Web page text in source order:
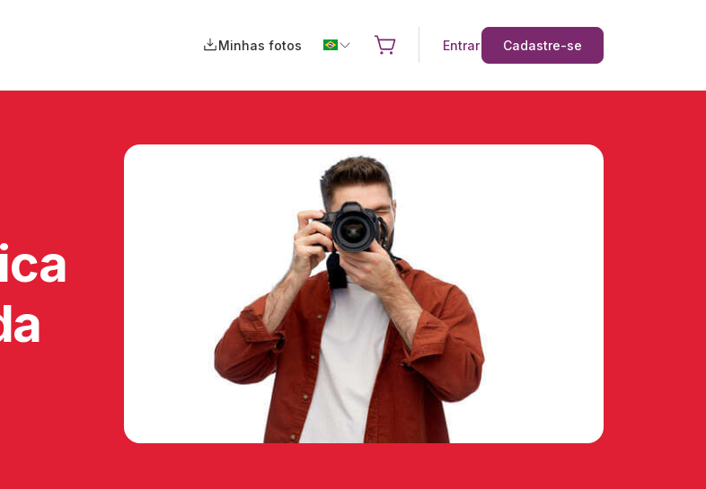
Minhas fotos Entrar Cadastre-se